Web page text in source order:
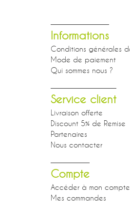
Informations
Conditions générales
Mode de paiement
Qui sommes nous ?
Service client
Livraison offerte
Discount 5% de Remise
Partenaires
Nous contacter
Compte
Accéder à mon compte
Mes commandes